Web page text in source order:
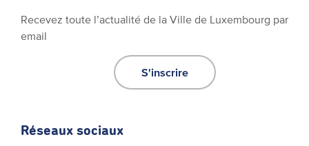
Recevez toute l’actualité de la Ville de Luxembourg par
email
S'inscrire
Réseaux sociaux